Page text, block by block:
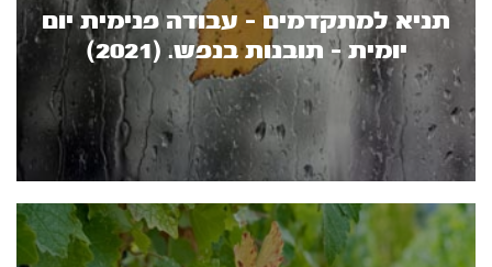
תניא למתקדמים - עבודה פנימית יום
יומית - תובנות בנפש. (2021)